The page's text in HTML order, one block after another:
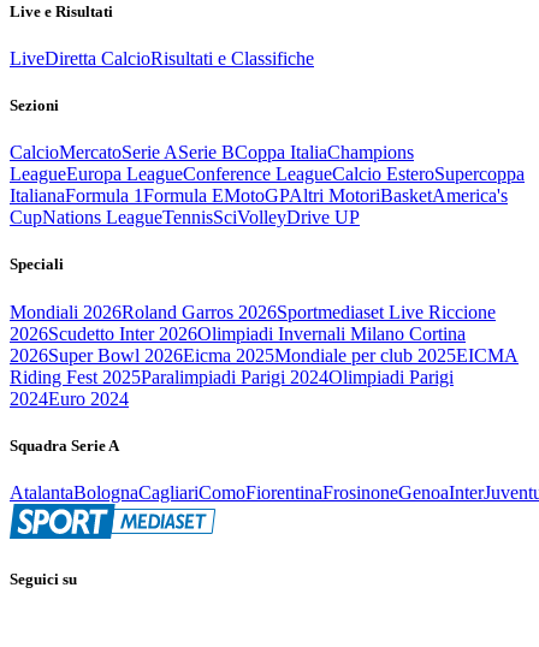
Live e Risultati
LiveDiretta CalcioRisultati e Classifiche
Sezioni
CalcioMercatoSerie ASerie BCoppa ItaliaChampions
LeagueEuropa LeagueConference LeagueCalcio EsteroSupercoppa
ItalianaFormula 1Formula EMotoGPAltri MotoriBasketAmerica's
CupNations LeagueTennisSciVolleyDrive UP
Speciali
Mondiali 2026Roland Garros 2026Sportmediaset Live Riccione
2026Scudetto Inter 2026Olimpiadi Invernali Milano Cortina
2026Super Bowl 2026Eicma 2025Mondiale per club 2025EICMA
Riding Fest 2025Paralimpiadi Parigi 2024Olimpiadi Parigi
2024Euro 2024
Squadra Serie A
AtalantaBolognaCagliariComoFiorentinaFrosinoneGenoaInter
Seguici su